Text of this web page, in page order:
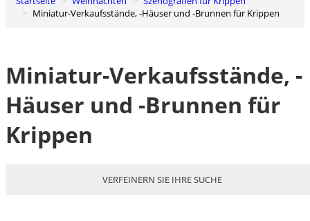
Miniatur-Verkaufsstände, -Häuser und -Brunnen für Krippen
Miniatur-Verkaufsstände, -
Häuser und -Brunnen für
Krippen
VERFEINERN SIE IHRE SUCHE